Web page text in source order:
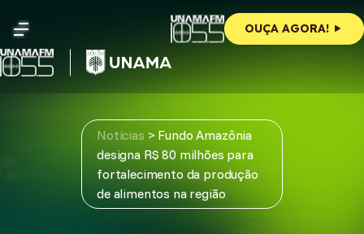
content
OUÇA AGORA!
Notícias > Fundo Amazônia
designa R$ 80 milhões para
fortalecimento da produção
de alimentos na região